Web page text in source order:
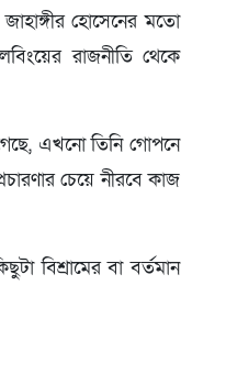
হোসেনের মতো
রাজনীতি থেকে
এখনো তিনি গোপনে
চেয়ে নীরবে কাজ
বিশ্রামের বা বর্তমান